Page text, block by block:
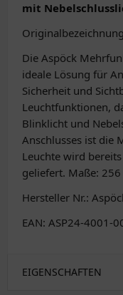
mit
Die Aspöck
ideale Lösung für
Sicherheit und
Leuchtfunktionen,
Blinklicht und
Anschlusses ist die
Leuchte wird
geliefert. Maße:
Hersteller Nr.:
EAN: ASP24-4001-
EIGENSCHAFTEN